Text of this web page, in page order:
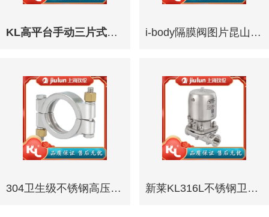
KL高平台手动三片式焊卡接球阀价格昆山新莱厂家直销卫生级球阀 i-body隔膜阀图片昆山新莱KL GEMUE宝帝IBODY
304卫生级不锈钢高压卡箍厂家直销昆山新莱KL13MHP 高 新莱KL316L不锈钢卫生级二通隔膜阀厂家手动隔膜阀卡式焊式